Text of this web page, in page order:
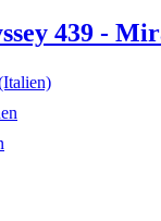
439 -